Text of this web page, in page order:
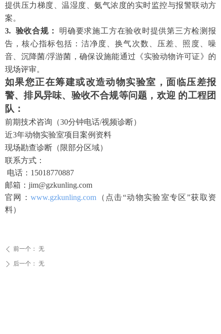
提供压力梯度、温湿度、氨气浓度的实时监控与报警联动方
案。
3. 验收合规： 明确要求施工方在验收时提供第三方检测报
告，核心指标包括：洁净度、换气次数、压差、照度、噪
音、沉降菌/浮游菌，确保设施能通过《实验动物许可证》的
现场评审。
如果您正在筹建或改造动物实验室，面临压差报
警、排风异味、验收不合规等问题，欢迎 的工程团
队：
前期技术咨询（30分钟电话/视频诊断）
近3年动物实验室项目案例资料
现场勘查诊断（限部分区域）
联系方式：
电话： 15018770887
邮箱： jim@gzkunling.com
官网：www.gzkunling.com （点击“动物实验室专区”获取资
料）
ꄴ 前一个： 无
ꄲ 后一个： 无